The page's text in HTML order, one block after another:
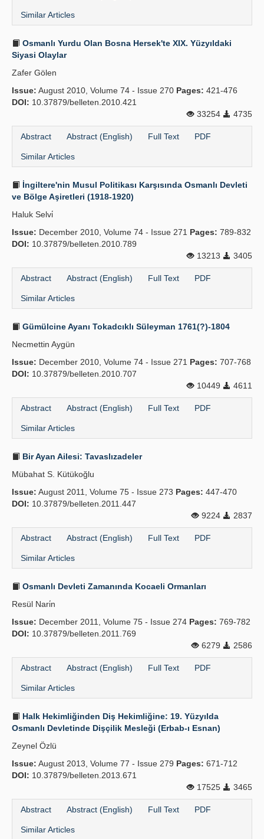
Similar Articles
Osmanlı Yurdu Olan Bosna Hersek'te XIX. Yüzyıldaki
Siyasi Olaylar
Zafer Gölen
Issue: August 2010, Volume 74 - Issue 270 Pages: 421-476
DOI: 10.37879/belleten.2010.421
33254
4735
Abstract Abstract (English) Full Text PDF
Similar Articles
İngiltere'nin Musul Politikası Karşısında Osmanlı Devleti
ve Bölge Aşiretleri (1918-1920)
Haluk Selvi̇
Issue: December 2010, Volume 74 - Issue 271 Pages: 789-832
DOI: 10.37879/belleten.2010.789
13213
3405
Abstract Abstract (English) Full Text PDF
Similar Articles
Gümülcine Ayanı Tokadcıklı Süleyman 1761(?)-1804
Necmettin Aygün
Issue: December 2010, Volume 74 - Issue 271 Pages: 707-768
DOI: 10.37879/belleten.2010.707
10449
4611
Abstract Abstract (English) Full Text PDF
Similar Articles
Bir Ayan Ailesi: Tavaslızadeler
Mübahat S. Kütükoğlu
Issue: August 2011, Volume 75 - Issue 273 Pages: 447-470
DOI: 10.37879/belleten.2011.447
9224
2837
Abstract Abstract (English) Full Text PDF
Similar Articles
Osmanlı Devleti Zamanında Kocaeli Ormanları
Resül Nari̇n
Issue: December 2011, Volume 75 - Issue 274 Pages: 769-782
DOI: 10.37879/belleten.2011.769
6279
2586
Abstract Abstract (English) Full Text PDF
Similar Articles
Halk Hekimliğinden Diş Hekimliğine: 19. Yüzyılda
Osmanlı Devletinde Dişçilik Mesleği (Erbab-ı Esnan)
Zeynel Özlü
Issue: August 2013, Volume 77 - Issue 279 Pages: 671-712
DOI: 10.37879/belleten.2013.671
17525
3465
Abstract Abstract (English) Full Text PDF
Similar Articles